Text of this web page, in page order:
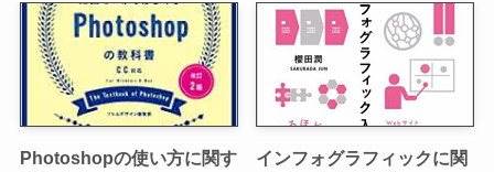
Photoshopの使い方に関す
インフォグラフィックに関